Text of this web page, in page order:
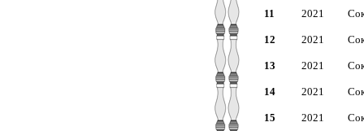
11 2021
12 2021
13 2021
14 2021
15 2021